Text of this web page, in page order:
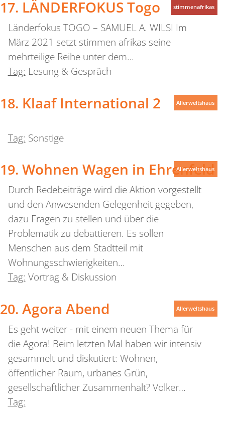
LÄNDERFOKUS Togo
Länderfokus TOGO – SAMUEL A. WILSI Im
März 2021 setzt stimmen afrikas seine
mehrteilige Reihe unter dem…
Tag: Lesung & Gespräch
stimmenafrikas
Klaaf International 2
Tag: Sonstige
Allerweltshaus
Wohnen Wagen in Ehrenfeld
Durch Redebeiträge wird die Aktion vorgestellt
und den Anwesenden Gelegenheit gegeben,
dazu Fragen zu stellen und über die
Problematik zu debattieren. Es sollen
Menschen aus dem Stadtteil mit
Wohnungsschwierigkeiten…
Tag: Vortrag & Diskussion
Allerweltshaus
Agora Abend
Es geht weiter - mit einem neuen Thema für
die Agora! Beim letzten Mal haben wir intensiv
gesammelt und diskutiert: Wohnen,
öffentlicher Raum, urbanes Grün,
gesellschaftlicher Zusammenhalt? Volker…
Tag:
Allerweltshaus